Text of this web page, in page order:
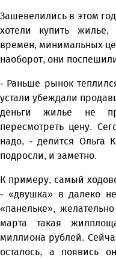
Зашевелились в этом
хотели купить
времен, минимальных
наоборот, они
- Раньше рынок
устали убеждали
деньги жилье не
пересмотреть цену.
надо, - делится Ольга
подросли, и заметно.
К примеру, самый
- «двушка» в далеко
«панельке»,
марта такая
миллиона рублей.
осталось, а появись